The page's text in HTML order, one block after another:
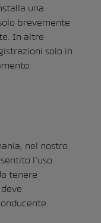
una
brevemente
In altre
solo in
nel nostro
l’uso
tenere